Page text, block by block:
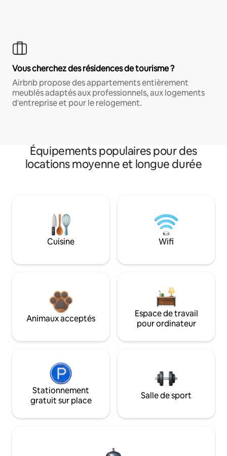
Vous cherchez des résidences de tourisme ?
Airbnb propose des appartements entièrement
meublés adaptés aux professionnels, aux logements
d'entreprise et pour le relogement.
Équipements populaires pour des
locations moyenne et longue durée
Cuisine Wifi
Animaux acceptés
Espace de travail
pour ordinateur
Stationnement
gratuit sur place
Salle de sport